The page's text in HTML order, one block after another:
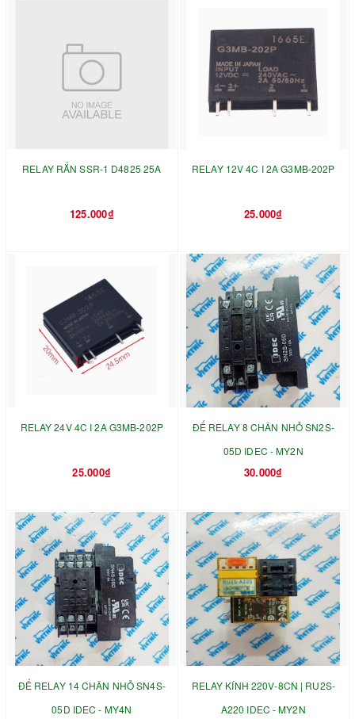
RELAY RẮN SSR-1 D4825 25A
125.000₫
RELAY 12V 4C I 2A G3MB-202P
25.000₫
RELAY 24V 4C I 2A G3MB-202P
25.000₫
ĐẾ RELAY 8 CHÂN NHỎ SN2S-
05D IDEC - MY2N
30.000₫
ĐẾ RELAY 14 CHÂN NHỎ SN4S-
05D IDEC - MY4N
RELAY KÍNH 220V-8CN | RU2S-
A220 IDEC - MY2N